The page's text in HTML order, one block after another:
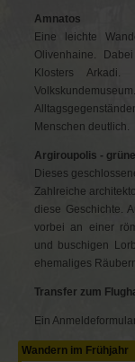
Amnatos
Eine leichte
Olivenhaine.
Klosters
Menschen deutlich.
Argiroupolis -
Dieses
Zahlreiche
diese Geschichte.
vorbei an einer
und buschigen
ehemaliges
Transfer zum
Ein
Navigation
Wandern im Frühjahr